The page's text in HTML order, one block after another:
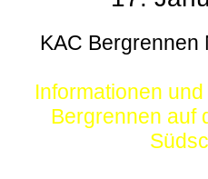
KAC Bergrennen
Informationen
Bergrennen auf